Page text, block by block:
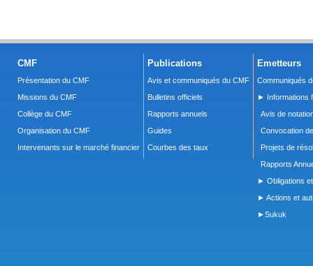
CMF
Présentation du CMF
Missions du CMF
Collège du CMF
Organisation du CMF
Intervenants sur le marché financier
Publications
Avis et communiqués du CMF
Bulletins officiels
Rapports annuels
Guides
Courbes des taux
Emetteurs
Communiqués
► Informations
Avis de
Convocation
Projets de
Rapports
► Obligations
► Actions et
►Sukuk